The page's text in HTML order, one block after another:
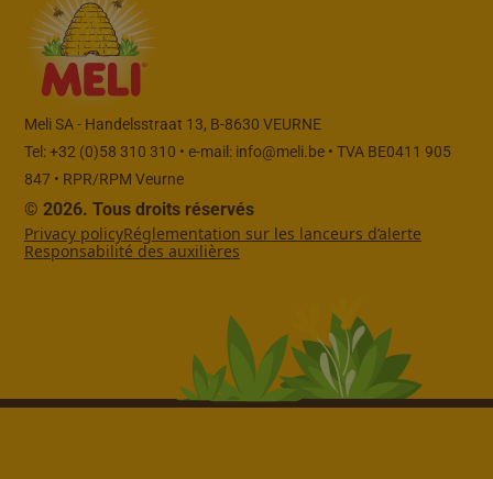
Meli SA - Handelsstraat 13, B-8630 VEURNE
Tel: +32 (0)58 310 310 • e-mail: info@meli.be• TVA BE0411 905
847 • RPR/RPM Veurne
© 2026. Tous droits réservés
Privacy policyRéglementation sur les lanceurs d’alerte
Responsabilité des auxilières